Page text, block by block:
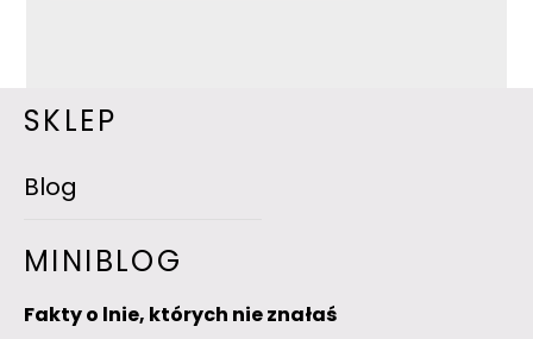
SKLEP
Blog
MINIBLOG
Fakty o lnie, których nie znałaś